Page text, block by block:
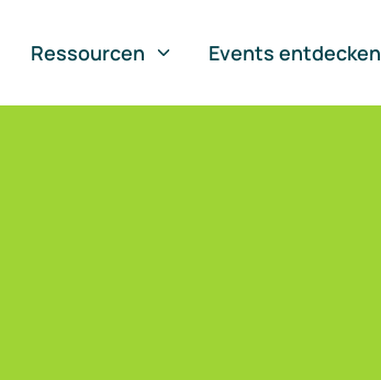
Ressourcen Events entdecken